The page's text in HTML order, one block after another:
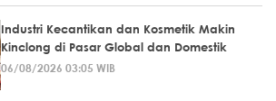
Industri Kecantikan dan Kosmetik Makin
Kinclong di Pasar Global dan Domestik
06/08/2026 03:05 WIB